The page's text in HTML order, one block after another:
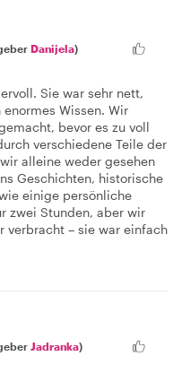
Danijela)
Sie war sehr nett,
Wissen. Wir
bevor es zu voll
verschiedene Teile der
alleine weder gesehen
Geschichten, historische
einige persönliche
zwei Stunden, aber wir
verbracht – sie war einfach
Jadranka)